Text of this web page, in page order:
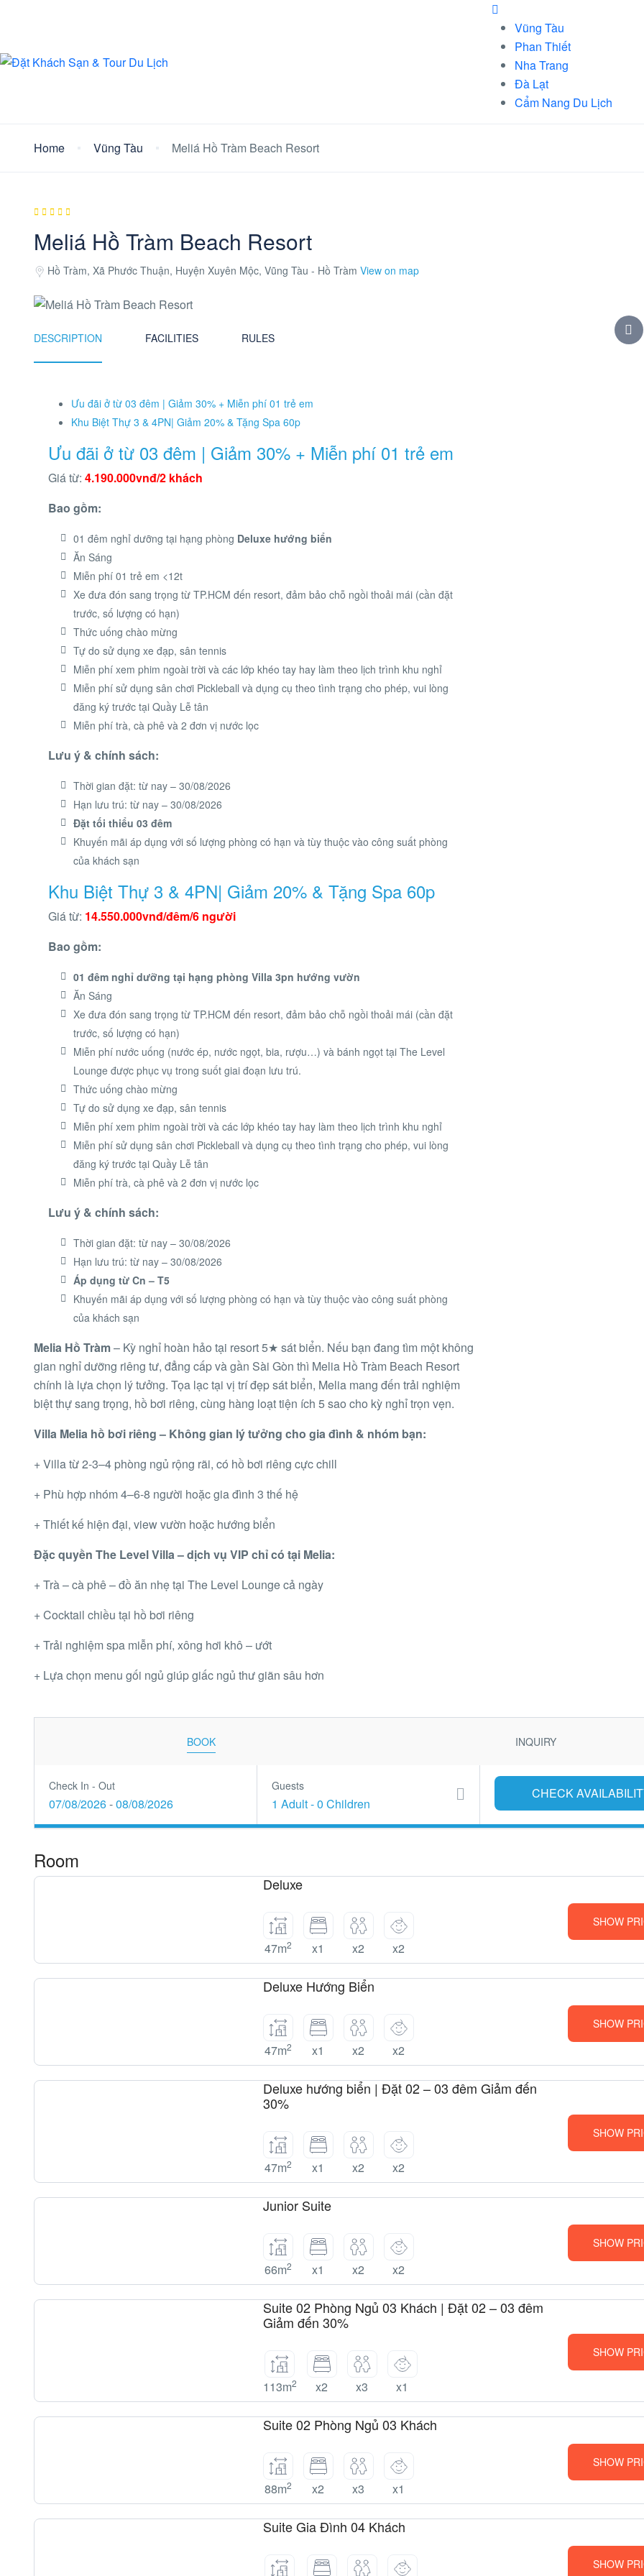
Vũng Tàu
Phan Thiết
Nha Trang
Đà Lạt
Cẩm Nang Du Lịch
Home Vũng Tàu Meliá Hồ Tràm Beach Resort
Meliá Hồ Tràm Beach Resort
Hồ Tràm, Xã Phước Thuận, Huyện Xuyên Mộc, Vũng Tàu - Hồ Tràm View on map
DESCRIPTION FACILITIES RULES
Ưu đãi ở từ 03 đêm | Giảm 30% + Miễn phí 01 trẻ em
Khu Biệt Thự 3 & 4PN| Giảm 20% & Tặng Spa 60p
Ưu đãi ở từ 03 đêm | Giảm 30% + Miễn phí 01 trẻ em
Giá từ: 4.190.000vnđ/2 khách
Bao gồm:
01 đêm nghỉ dưỡng tại hạng phòng Deluxe hướng biển
Ăn Sáng
Miễn phí 01 trẻ em <12t
Xe đưa đón sang trọng từ TP.HCM đến resort, đảm bảo chỗ ngồi thoải mái (cần đặt
trước, số lượng có hạn)
Thức uống chào mừng
Tự do sử dụng xe đạp, sân tennis
Miễn phí xem phim ngoài trời và các lớp khéo tay hay làm theo lịch trình khu nghỉ
Miễn phí sử dụng sân chơi Pickleball và dụng cụ theo tình trạng cho phép, vui lòng
đăng ký trước tại Quầy Lễ tân
Miễn phí trà, cà phê và 2 đơn vị nước lọc
Lưu ý & chính sách:
Thời gian đặt: từ nay – 30/08/2026
Hạn lưu trú: từ nay – 30/08/2026
Đặt tối thiểu 03 đêm
Khuyến mãi áp dụng với số lượng phòng có hạn và tùy thuộc vào công suất phòng
của khách sạn
Khu Biệt Thự 3 & 4PN| Giảm 20% & Tặng Spa 60p
Giá từ: 14.550.000vnđ/đêm/6 người
Bao gồm:
01 đêm nghỉ dưỡng tại hạng phòng Villa 3pn hướng vườn
Ăn Sáng
Xe đưa đón sang trọng từ TP.HCM đến resort, đảm bảo chỗ ngồi thoải mái (cần đặt
trước, số lượng có hạn)
Miễn phí nước uống (nước ép, nước ngọt, bia, rượu…) và bánh ngọt tại The Level
Lounge được phục vụ trong suốt giai đoạn lưu trú.
Thức uống chào mừng
Tự do sử dụng xe đạp, sân tennis
Miễn phí xem phim ngoài trời và các lớp khéo tay hay làm theo lịch trình khu nghỉ
Miễn phí sử dụng sân chơi Pickleball và dụng cụ theo tình trạng cho phép, vui lòng
đăng ký trước tại Quầy Lễ tân
Miễn phí trà, cà phê và 2 đơn vị nước lọc
Lưu ý & chính sách:
Thời gian đặt: từ nay – 30/08/2026
Hạn lưu trú: từ nay – 30/08/2026
Áp dụng từ Cn – T5
Khuyến mãi áp dụng với số lượng phòng có hạn và tùy thuộc vào công suất phòng
của khách sạn
Melia Hồ Tràm– Kỳ nghỉ hoàn hảo tại resort 5★ sát biển. Nếu bạn đang tìm một không
gian nghỉ dưỡng riêng tư, đẳng cấp và gần Sài Gòn thì Melia Hồ Tràm Beach Resort
chính là lựa chọn lý tưởng. Tọa lạc tại vị trí đẹp sát biển, Melia mang đến trải nghiệm
biệt thự sang trọng, hồ bơi riêng, cùng hàng loạt tiện ích 5 sao cho kỳ nghỉ trọn vẹn.
Villa Melia hồ bơi riêng – Không gian lý tưởng cho gia đình & nhóm bạn:
+ Villa từ 2-3–4 phòng ngủ rộng rãi, có hồ bơi riêng cực chill
+ Phù hợp nhóm 4–6-8 người hoặc gia đình 3 thế hệ
+ Thiết kế hiện đại, view vườn hoặc hướng biển
Đặc quyền The Level Villa – dịch vụ VIP chỉ có tại Melia:
+ Trà – cà phê – đồ ăn nhẹ tại The Level Lounge cả ngày
+ Cocktail chiều tại hồ bơi riêng
+ Trải nghiệm spa miễn phí, xông hơi khô – ướt
+ Lựa chọn menu gối ngủ giúp giấc ngủ thư giãn sâu hơn
BOOK INQUIRY
Check In - Out
07/08/2026-08/08/2026
Guests
1 Adult-0 Children
Room
Deluxe
47m2 x1 x2 x2
SHOW
Deluxe Hướng Biển
47m2 x1 x2 x2
SHOW
Deluxe hướng biển | Đặt 02 – 03 đêm Giảm đến
30%
47m2 x1 x2 x2
SHOW
Junior Suite
66m2 x1 x2 x2
SHOW
Suite 02 Phòng Ngủ 03 Khách | Đặt 02 – 03 đêm
Giảm đến 30%
113m2 x2 x3 x1
SHOW
Suite 02 Phòng Ngủ 03 Khách
88m2 x2 x3 x1
SHOW
Suite Gia Đình 04 Khách
SHOW